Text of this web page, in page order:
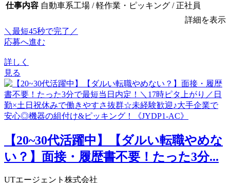
仕事内容 自動車系工場 / 軽作業・ピッキング / 正社員
詳細を表示
＼最短45秒で完了／
応募へ進む
詳しく
見る
【20~30代活躍中】【ダルい転職やめな
い？】面接・履歴書不要！たった3分...
UTエージェント株式会社